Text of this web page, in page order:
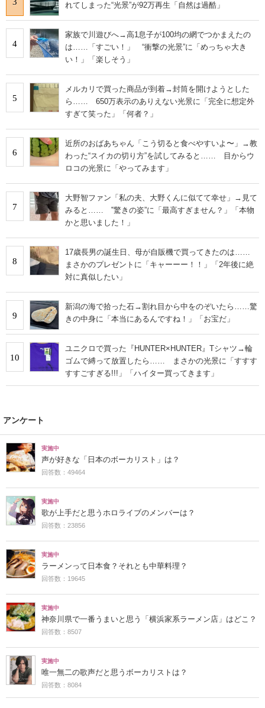
れてしまった“光景”が92万再生「自然は過酷」
4
家族で川遊びへ→高1息子が100均の網でつかまえたの
は……「すごい！」 “衝撃の光景”に「めっちゃ大き
い！」「楽しそう」
5
メルカリで買った商品が到着→封筒を開けようとした
ら…… 650万表示のありえない光景に「完全に想定外
すぎて笑った」「何者？」
6
近所のおばあちゃん「こう切ると食べやすいよ〜」→教
わった“スイカの切り方”を試してみると…… 目からウ
ロコの光景に「やってみます」
7
大野智ファン「私の夫、大野くんに似てて幸せ」→見て
みると…… ‟驚きの姿”に「最高すぎません？」「本物
かと思いました！」
8
17歳長男の誕生日、母が自販機で買ってきたのは……
まさかのプレゼントに「キャーーー！！」「2年後に絶
対に真似したい」
9
新潟の海で拾った石→割れ目から中をのぞいたら……驚
きの中身に「本当にあるんですね！」「お宝だ」
10
ユニクロで買った『HUNTER×HUNTER』Tシャツ→輪
ゴムで縛って放置したら…… まさかの光景に「すすす
すすごすぎる!!!」「ハイター買ってきます」
アンケート
実施中
声が好きな「日本のボーカリスト」は？
回答数：49464
実施中
歌が上手だと思うホロライブのメンバーは？
回答数：23856
実施中
ラーメンって日本食？それとも中華料理？
回答数：19645
実施中
神奈川県で一番うまいと思う「横浜家系ラーメン店」はどこ？
回答数：8507
実施中
唯一無二の歌声だと思うボーカリストは？
回答数：8084